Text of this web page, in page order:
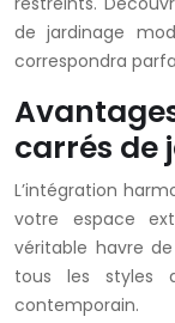
de jardinage
correspondra
carrés de
L’intégration
votre espace
véritable havre
tous les styles
contemporain.